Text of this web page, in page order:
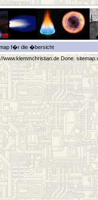
f�r die �bersicht
www.klemmchristian.de Done.